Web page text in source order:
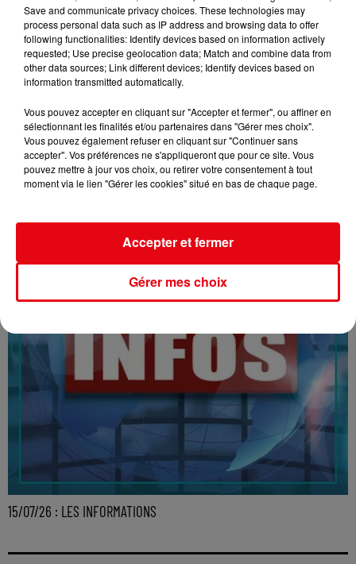
16/07/26 : LES INFORMATIONS
15/07/26 : LES INFORMATIONS
Save and communicate privacy choices. These technologies may
process personal data such as IP address and browsing data to offer
following functionalities: Identify devices based on information actively
requested; Use precise geolocation data; Match and combine data from
other data sources; Link different devices; Identify devices based on
information transmitted automatically.
Vous pouvez accepter en cliquant sur "Accepter et fermer", ou affiner en
sélectionnant les finalités et/ou partenaires dans "Gérer mes choix".
Vous pouvez également refuser en cliquant sur "Continuer sans
accepter". Vos préférences ne s'appliqueront que pour ce site. Vous
pouvez mettre à jour vos choix, ou retirer votre consentement à tout
moment via le lien "Gérer les cookies" situé en bas de chaque page.
Gérer mes choix
Accepter et fermer